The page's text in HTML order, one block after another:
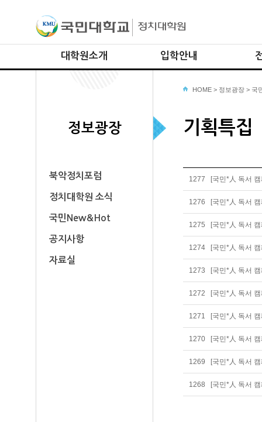
대학원소개
교수진소개
입학안내
모집요강 (외국인)
선거
의회
글로
안보
정보광장
북악정치포럼
정치대학원 소식
국민New&Hot
공지사항
자료실
HOME > 정보광장 > 국
기획특집
1277 [국민*人 독서
1276 [국민*人 독서
1275 [국민*人 독서
1274 [국민*人 독서
1273 [국민*人 독서
1272 [국민*人 독서
1271 [국민*人 독서
1270 [국민*人 독서
1269 [국민*人 독서
1268 [국민*人 독서